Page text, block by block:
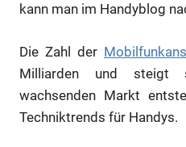
kann man im Handyblog
Die Zahl der
Milliarden und steigt
wachsenden Markt
Techniktrends für Handys.